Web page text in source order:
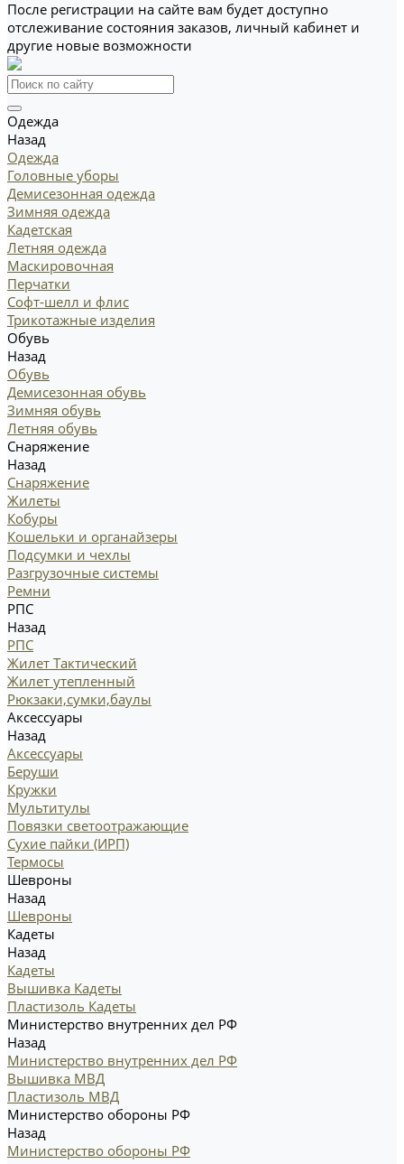
После регистрации на сайте вам будет доступно
отслеживание состояния заказов, личный кабинет и
другие новые возможности
Одежда
Назад
Одежда
Головные уборы
Демисезонная одежда
Зимняя одежда
Кадетская
Летняя одежда
Маскировочная
Перчатки
Софт-шелл и флис
Трикотажные изделия
Обувь
Назад
Обувь
Демисезонная обувь
Зимняя обувь
Летняя обувь
Снаряжение
Назад
Снаряжение
Жилеты
Кобуры
Кошельки и органайзеры
Подсумки и чехлы
Разгрузочные системы
Ремни
РПС
Назад
РПС
Жилет Тактический
Жилет утепленный
Рюкзаки,сумки,баулы
Аксессуары
Назад
Аксессуары
Беруши
Кружки
Мультитулы
Повязки светоотражающие
Сухие пайки (ИРП)
Термосы
Шевроны
Назад
Шевроны
Кадеты
Назад
Кадеты
Вышивка Кадеты
Пластизоль Кадеты
Министерство внутренних дел РФ
Назад
Министерство внутренних дел РФ
Вышивка МВД
Пластизоль МВД
Министерство обороны РФ
Назад
Министерство обороны РФ